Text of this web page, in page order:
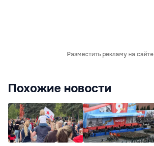
Разместить рекламу на сайте
Похожие новости